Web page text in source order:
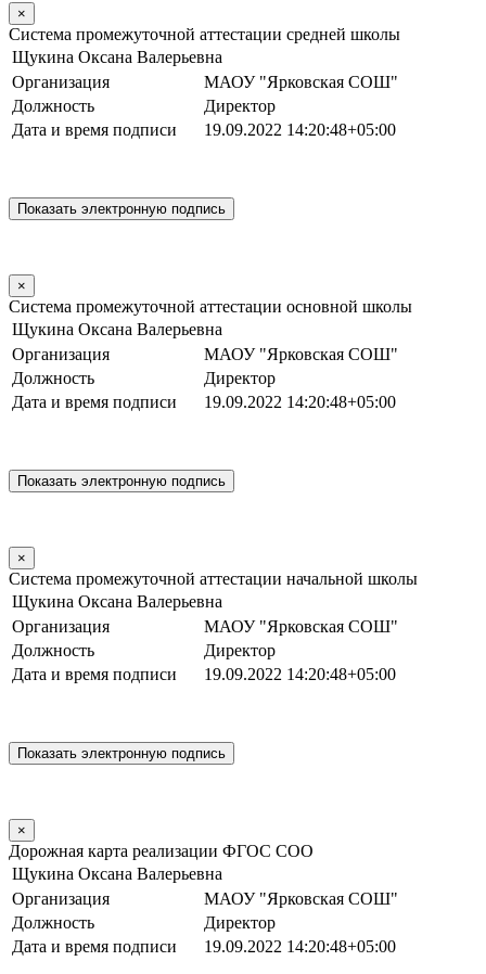
×
Система промежуточной аттестации средней школы
Щукина Оксана Валерьевна
Организация
МАОУ "Ярковская СОШ"
Должность
Директор
Дата и время подписи
19.09.2022 14:20:48+05:00
×
Система промежуточной аттестации основной школы
Щукина Оксана Валерьевна
Организация
МАОУ "Ярковская СОШ"
Должность
Директор
Дата и время подписи
19.09.2022 14:20:48+05:00
×
Система промежуточной аттестации начальной школы
Щукина Оксана Валерьевна
Организация
МАОУ "Ярковская СОШ"
Должность
Директор
Дата и время подписи
19.09.2022 14:20:48+05:00
×
Дорожная карта реализации ФГОС СОО
Щукина Оксана Валерьевна
Организация
МАОУ "Ярковская СОШ"
Должность
Директор
Дата и время подписи
19.09.2022 14:20:48+05:00